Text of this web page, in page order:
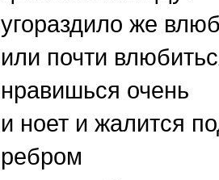
угораздило же
или почти
нравишься очень
и ноет и жалится
ребром